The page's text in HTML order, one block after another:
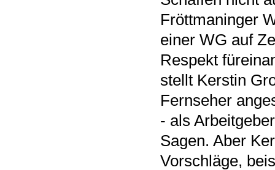
Fröttmaninger
einer WG auf
Respekt
stellt Kerstin
Fernseher
- als
Sagen. Aber
Vorschläge,